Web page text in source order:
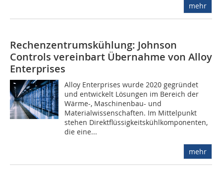
mehr
Rechenzentrumskühlung: Johnson
Controls vereinbart Übernahme von Alloy
Enterprises
Alloy Enterprises wurde 2020 gegründet
und entwickelt Lösungen im Bereich der
Wärme-, Maschinenbau- und
Materialwissenschaften. Im Mittelpunkt
stehen Direktflüssigkeitskühlkomponenten,
die eine...
mehr